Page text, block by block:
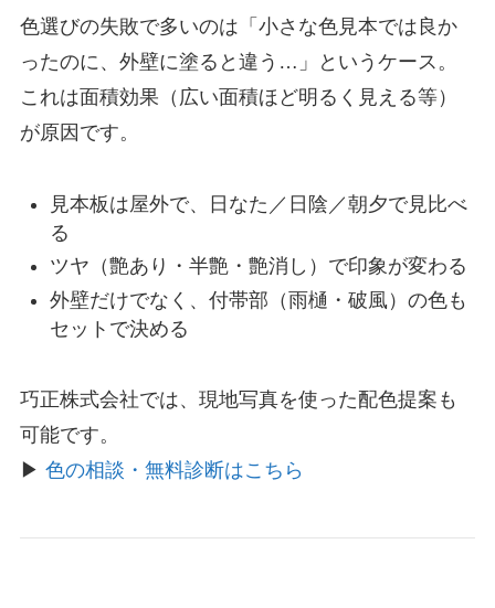
色選びの失敗で多いのは「小さな色見本では良か
ったのに、外壁に塗ると違う…」というケース。
これは面積効果（広い面積ほど明るく見える等）
が原因です。
見本板は屋外で、日なた／日陰／朝夕で見比べ
る
ツヤ（艶あり・半艶・艶消し）で印象が変わる
外壁だけでなく、付帯部（雨樋・破風）の色も
セットで決める
巧正株式会社では、現地写真を使った配色提案も
可能です。
▶ 色の相談・無料診断はこちら